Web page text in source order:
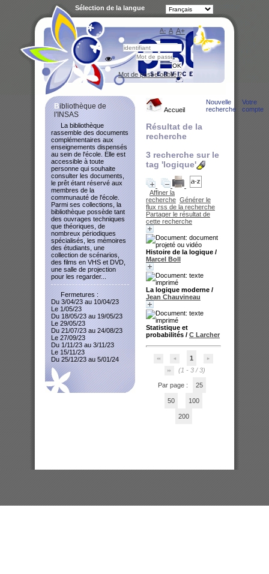
Accueil
Nouvelle
recherche
Votre
compte
Résultat de la
recherche
3 recherche sur le
tag 'logique'
Affiner la
recherche Générer le
flux rss de la recherche
Partager le résultat de
cette recherche
Histoire de la logique /
Marcel Boll
La logique moderne /
Jean Chauvineau
Statistique et
probabilités / C Larcher
1
(1 - 3 / 3)
Par page : 25
50 100
200
Bibliothèque de
l'INSAS
La bibliothèque
rassemble des documents
complémentaires aux
enseignements dispensés
au sein de l'école. Elle est
accessible à toute
personne qui souhaite
consulter les documents,
le prêt étant réservé aux
membres de la
communauté de l'école.
Parmi ses collections, la
bibliothèque possède tant
des ouvrages techniques
que théoriques, de
nombreux périodiques
spécialisés, les mémoires
des étudiants, une
collection de scénarios,
des films en VHS et DVD,
une salle de projection
pour les regarder...
Fermetures :
Du 3/04/23 au 10/04/23
Le 1/05/23
Du 18/05/23 au 19/05/23
Le 29/05/23
Du 21/07/23 au 24/08/23
Le 27/09/23
Du 1/11/23 au 3/11/23
Le 15/11/23
Du 25/12/23 au 5/01/24
A- A A+
Sélection de la langue
Mot de passe oublié ?